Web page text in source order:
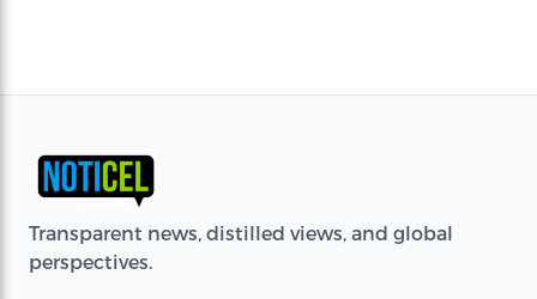
Transparent news, distilled views, and global
perspectives.